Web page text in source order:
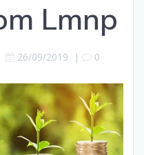
Lmnp
26/09/2019 | 0